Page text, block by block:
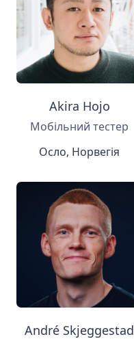
Akira Hojo
Мобільний тестер
Осло, Норвегія
André Skjeggestad